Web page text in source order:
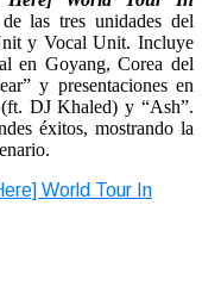
las tres unidades del
y Vocal Unit. Incluye
en Goyang, Corea del
y presentaciones en
DJ Khaled) y “Ash”.
éxitos, mostrando la
World Tour In